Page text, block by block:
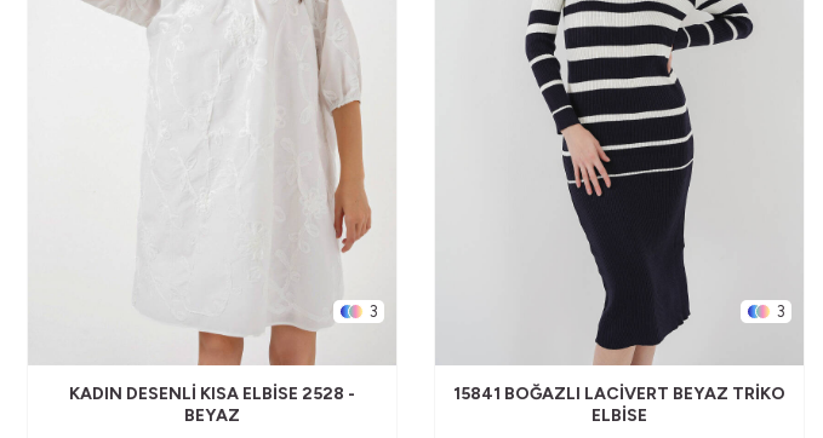
3
KADIN DESENLI KISA ELBISE 2528 -
BEYAZ
3
15841 BOĞAZLI LACIVERT BEYAZ TRIKO
ELBISE